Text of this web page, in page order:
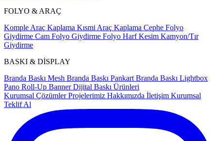
FOLYO & ARAÇ
Komple Araç Kaplama Kısmi Araç Kaplama Cephe Folyo
Giydirme Cam Folyo Giydirme Folyo Harf Kesim Kamyon/Tır
Giydirme
BASKI & DİSPLAY
Branda Baskı Mesh Branda Baskı Pankart Branda Baskı Lightbox
Pano Roll-Up BannerDijital Baskı Ürünleri
Kurumsal ÇözümlerProjelerimiz Hakkımızda İletişim Kurumsal
Teklif Al